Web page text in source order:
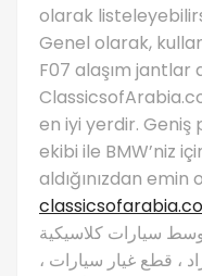
olarak
Genel olarak,
F07 alaşım jantlar
en iyi yerdir.
ekibi ile BMW’niz
aldığınızdan emin
سيارات كلاسيكية
، قطع غيار سيارات ،